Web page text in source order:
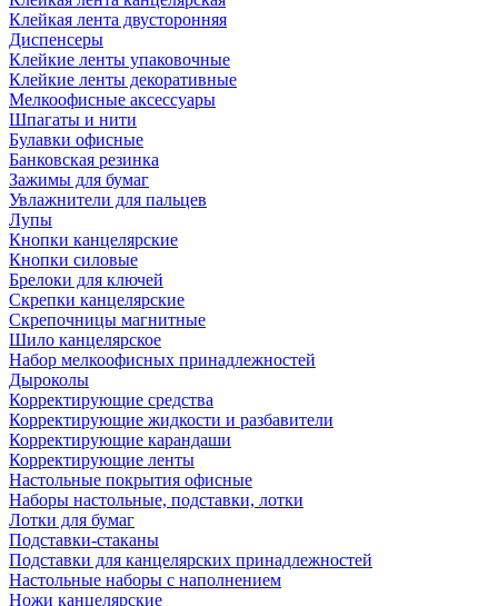
Клейкая лента двусторонняя
Диспенсеры
Клейкие ленты упаковочные
Клейкие ленты декоративные
Мелкоофисные аксессуары
Шпагаты и нити
Булавки офисные
Банковская резинка
Зажимы для бумаг
Увлажнители для пальцев
Лупы
Кнопки канцелярские
Кнопки силовые
Брелоки для ключей
Скрепки канцелярские
Скрепочницы магнитные
Шило канцелярское
Набор мелкоофисных принадлежностей
Дыроколы
Корректирующие средства
Корректирующие жидкости и разбавители
Корректирующие карандаши
Корректирующие ленты
Настольные покрытия офисные
Наборы настольные, подставки, лотки
Лотки для бумаг
Подставки-стаканы
Подставки для канцелярских принадлежностей
Настольные наборы с наполнением
Ножи канцелярские